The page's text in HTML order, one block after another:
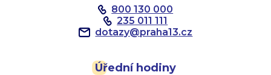
800 130 000
235 011 111
dotazy@praha13.cz
Úřední hodiny